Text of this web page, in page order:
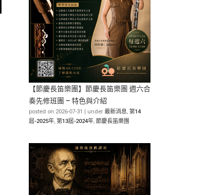
【節慶長笛樂團】節慶長笛樂團 週六合
奏先修班團 – 特色與介紹
posted on 2026-07-31 | under 最新消息, 第14
屆-2025年, 第13屆-2024年, 節慶長笛樂團